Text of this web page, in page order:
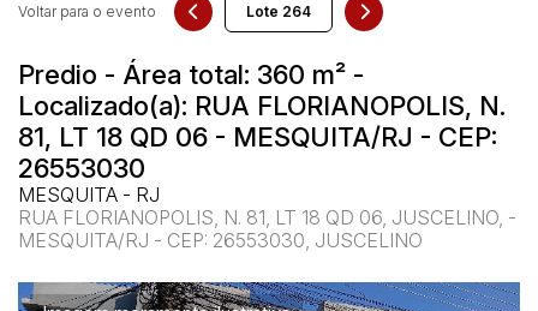
Predio - Área total: 360 m² -
Localizado(a): RUA FLORIANOPOLIS, N.
81, LT 18 QD 06 - MESQUITA/RJ - CEP:
26553030
MESQUITA - RJ
RUA FLORIANOPOLIS, N. 81, LT 18 QD 06, JUSCELINO, -
MESQUITA/RJ - CEP: 26553030, JUSCELINO
Voltar para o evento